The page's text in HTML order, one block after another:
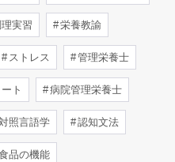
実習 栄養教諭
ストレス 管理栄養士
ト 病院管理栄養士
照言語学 認知文法
品の機能